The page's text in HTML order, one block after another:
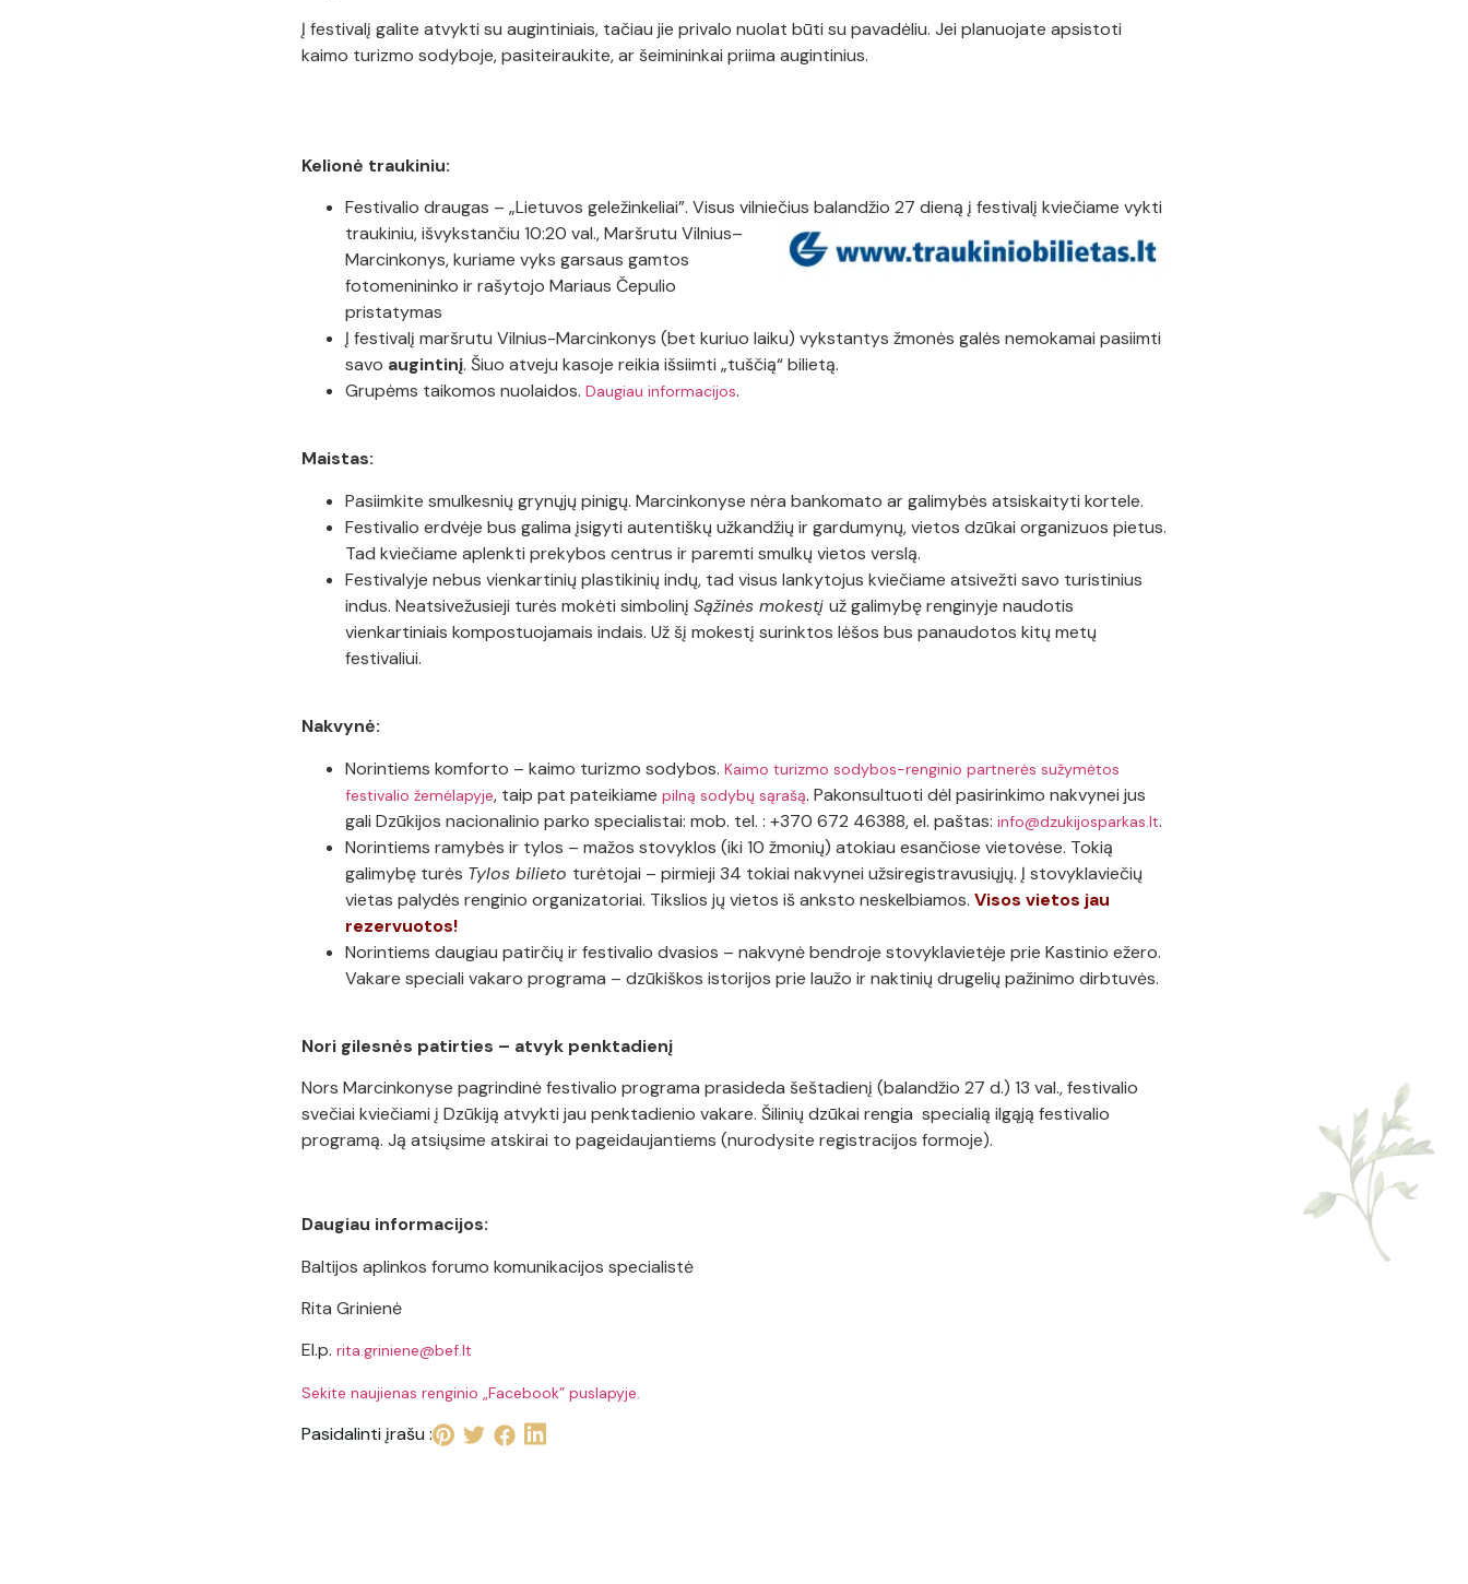
Į festivalį galite atvykti su augintiniais, tačiau jie privalo nuolat būti su pavadėliu. Jei planuojate apsistoti
kaimo turizmo sodyboje, pasiteiraukite, ar šeimininkai priima augintinius.
Kelionė traukiniu:
Festivalio draugas – „Lietuvos geležinkeliai”. Visus vilniečius balandžio 27 dieną į festivalį kviečiame vykti
traukiniu, išvykstančiu 10:20 val., Maršrutu Vilnius–
Marcinkonys, kuriame vyks garsaus gamtos
fotomenininko ir rašytojo Mariaus Čepulio
pristatymas
Į festivalį maršrutu Vilnius-Marcinkonys (bet kuriuo laiku) vykstantys žmonės galės nemokamai pasiimti
savo augintinį. Šiuo atveju kasoje reikia išsiimti „tuščią“ bilietą.
Grupėms taikomos nuolaidos. Daugiau informacijos.
Maistas:
Pasiimkite smulkesnių grynųjų pinigų. Marcinkonyse nėra bankomato ar galimybės atsiskaityti kortele.
Festivalio erdvėje bus galima įsigyti autentiškų užkandžių ir gardumynų, vietos dzūkai organizuos pietus.
Tad kviečiame aplenkti prekybos centrus ir paremti smulkų vietos verslą.
Festivalyje nebus vienkartinių plastikinių indų, tad visus lankytojus kviečiame atsivežti savo turistinius
indus. Neatsivežusieji turės mokėti simbolinį Sąžinės mokestį už galimybę renginyje naudotis
vienkartiniais kompostuojamais indais. Už šį mokestį surinktos lėšos bus panaudotos kitų metų
festivaliui.
Nakvynė:
Norintiems komforto – kaimo turizmo sodybos. Kaimo turizmo sodybos-renginio partnerės sužymėtos
festivalio žemėlapyje, taip pat pateikiame pilną sodybų sąrašą. Pakonsultuoti dėl pasirinkimo nakvynei jus
gali Dzūkijos nacionalinio parko specialistai: mob. tel. : +370 672 46388, el. paštas: info@dzukijosparkas.lt.
Norintiems ramybės ir tylos – mažos stovyklos (iki 10 žmonių) atokiau esančiose vietovėse. Tokią
galimybę turės Tylos bilieto turėtojai – pirmieji 34 tokiai nakvynei užsiregistravusiųjų. Į stovyklaviečių
vietas palydės renginio organizatoriai. Tikslios jų vietos iš anksto neskelbiamos. Visos vietos jau
rezervuotos!
Norintiems daugiau patirčių ir festivalio dvasios – nakvynė bendroje stovyklavietėje prie Kastinio ežero.
Vakare speciali vakaro programa – dzūkiškos istorijos prie laužo ir naktinių drugelių pažinimo dirbtuvės.
Nori gilesnės patirties – atvyk penktadienį
Nors Marcinkonyse pagrindinė festivalio programa prasideda šeštadienį (balandžio 27 d.) 13 val., festivalio
svečiai kviečiami į Dzūkiją atvykti jau penktadienio vakare. Šilinių dzūkai rengia specialią ilgąją festivalio
programą. Ją atsiųsime atskirai to pageidaujantiems (nurodysite registracijos formoje).
Daugiau informacijos:
Baltijos aplinkos forumo komunikacijos specialistė
Rita Grinienė
El.p. rita.griniene@bef.lt
Sekite naujienas renginio „Facebook” puslapyje.
Pasidalinti įrašu :